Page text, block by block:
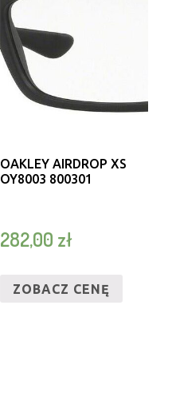
OAKLEY AIRDROP XS
OY8003 800301
282,00 zł
ZOBACZ CENĘ